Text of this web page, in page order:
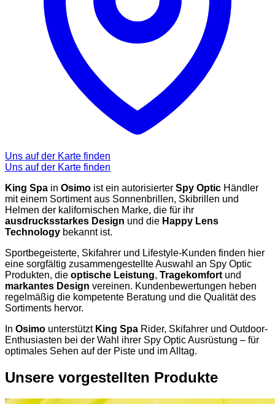
Uns auf der Karte finden
Uns auf der Karte finden
King Spa in Osimo ist ein autorisierter Spy Optic Händler
mit einem Sortiment aus Sonnenbrillen, Skibrillen und
Helmen der kalifornischen Marke, die für ihr
ausdrucksstarkes Design und die Happy Lens
Technology bekannt ist.
Sportbegeisterte, Skifahrer und Lifestyle-Kunden finden hier
eine sorgfältig zusammengestellte Auswahl an Spy Optic
Produkten, die optische Leistung, Tragekomfortund
markantes Design vereinen. Kundenbewertungen heben
regelmäßig die kompetente Beratung und die Qualität des
Sortiments hervor.
In Osimo unterstützt King Spa Rider, Skifahrer und Outdoor-
Enthusiasten bei der Wahl ihrer Spy Optic Ausrüstung – für
optimales Sehen auf der Piste und im Alltag.
Unsere vorgestellten Produkte